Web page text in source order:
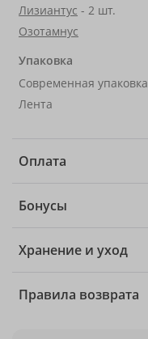
Лизиантус - 2 шт.
Озотамнус
Упаковка
Современная упаковка
Лента
Оплата
Бонусы
Хранение и уход
Правила возврата